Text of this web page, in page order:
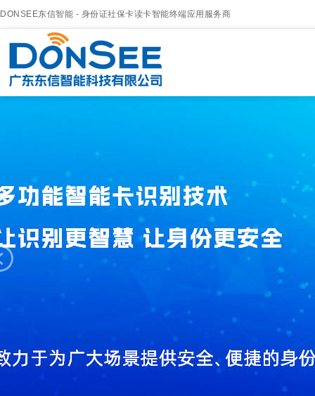
DONSEE东信智能 - 身份证社保卡读卡智能终端应用服务商